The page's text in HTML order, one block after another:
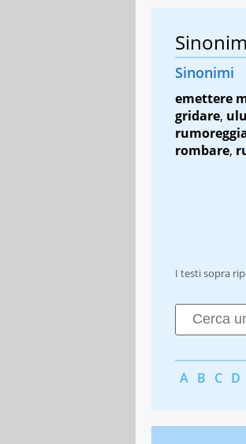
Sinonimi
emettere
gridare,
rombare,
I testi sopra
A B C D